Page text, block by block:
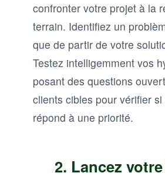
confronter votre projet à la
terrain. Identifiez un
que de partir de votre
Testez intelligemment vos
posant des questions
clients cibles pour vérifier si
répond à une priorité.
2. Lancez